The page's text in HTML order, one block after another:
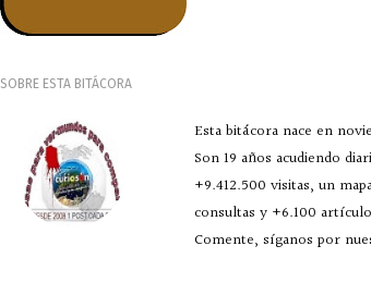
SOBRE ESTA BITÁCORA
Esta bitácora nace en
Son 19 años acudiendo
+9.412.500 visitas, un
consultas y +6.100
Comente, síganos por